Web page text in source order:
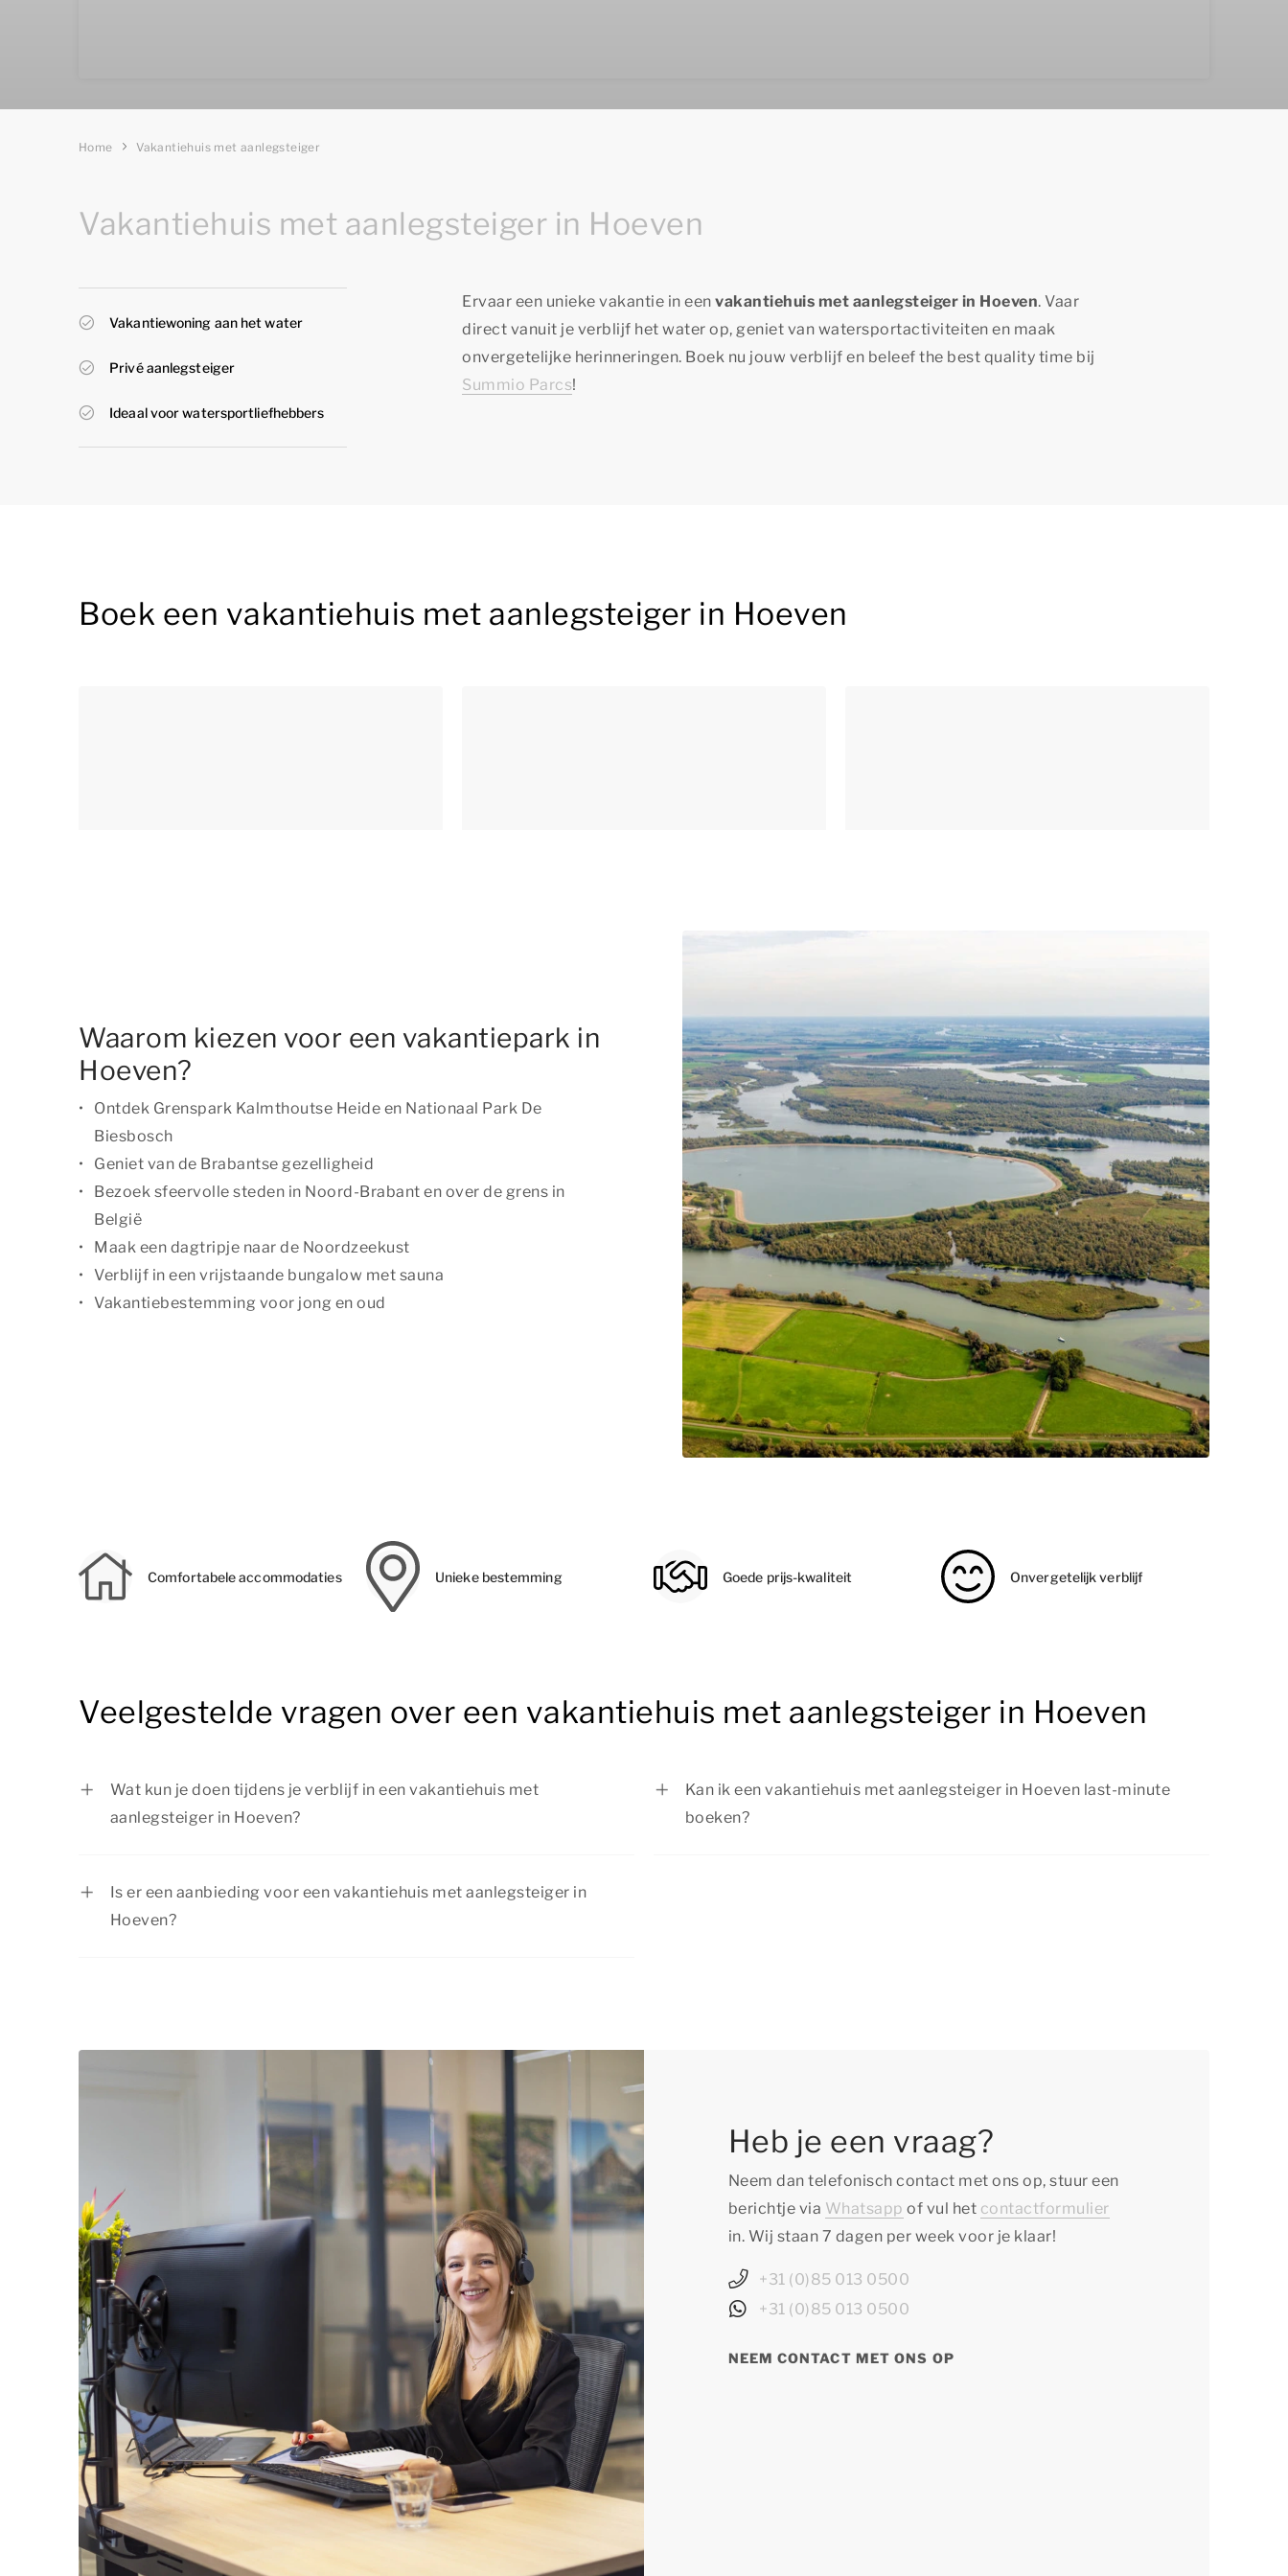
Home Vakantiehuis met aanlegsteiger
Vakantiehuis met aanlegsteiger in Hoeven
Vakantiewoning aan het water
Privé aanlegsteiger
Ideaal voor watersportliefhebbers
Ervaar een unieke vakantie in een vakantiehuis met aanlegsteiger in Hoeven. Vaar
direct vanuit je verblijf het water op, geniet van watersportactiviteiten en maak
onvergetelijke herinneringen. Boek nu jouw verblijf en beleef the best quality time bij
Summio Parcs!
Boek een vakantiehuis met aanlegsteiger in Hoeven
Waarom kiezen voor een vakantiepark in
Hoeven?
Ontdek Grenspark Kalmthoutse Heide en Nationaal Park De
Biesbosch
Geniet van de Brabantse gezelligheid
Bezoek sfeervolle steden in Noord-Brabant en over de grens in
België
Maak een dagtripje naar de Noordzeekust
Verblijf in een vrijstaande bungalow met sauna
Vakantiebestemming voor jong en oud
Comfortabele accommodaties Unieke bestemming Goede prijs-kwaliteit Onvergetelijk verblijf
Veelgestelde vragen over een vakantiehuis met aanlegsteiger in Hoeven
Wat kun je doen tijdens je verblijf in een vakantiehuis met
aanlegsteiger in Hoeven?
Kan ik een vakantiehuis met aanlegsteiger in Hoeven last-minute
boeken?
Is er een aanbieding voor een vakantiehuis met aanlegsteiger in
Hoeven?
Heb je een vraag?
Neem dan telefonisch contact met ons op, stuur een
berichtje via Whatsapp of vul het contactformulier
in. Wij staan 7 dagen per week voor je klaar!
+31 (0)85 013 0500
+31 (0)85 013 0500
NEEM CONTACT MET ONS OP